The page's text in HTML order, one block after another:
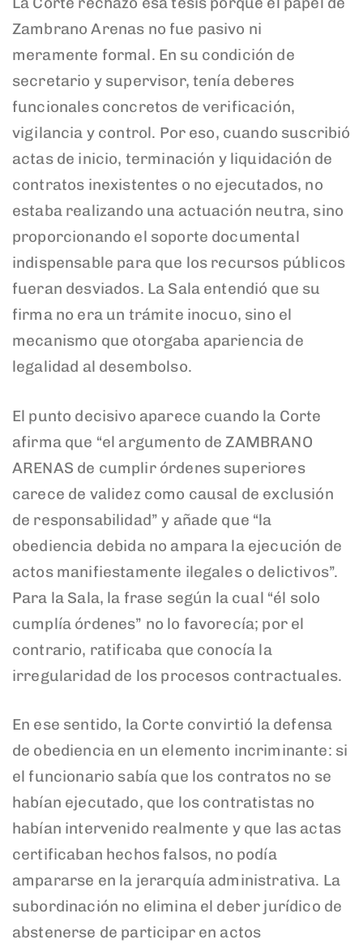
Zambrano Arenas no fue pasivo ni
meramente formal. En su condición de
secretario y supervisor, tenía deberes
funcionales concretos de verificación,
vigilancia y control. Por eso, cuando suscribió
actas de inicio, terminación y liquidación de
contratos inexistentes o no ejecutados, no
estaba realizando una actuación neutra, sino
proporcionando el soporte documental
indispensable para que los recursos públicos
fueran desviados. La Sala entendió que su
firma no era un trámite inocuo, sino el
mecanismo que otorgaba apariencia de
legalidad al desembolso.
El punto decisivo aparece cuando la Corte
afirma que “el argumento de ZAMBRANO
ARENAS de cumplir órdenes superiores
carece de validez como causal de exclusión
de responsabilidad” y añade que “la
obediencia debida no ampara la ejecución de
actos manifiestamente ilegales o delictivos”.
Para la Sala, la frase según la cual “él solo
cumplía órdenes” no lo favorecía; por el
contrario, ratificaba que conocía la
irregularidad de los procesos contractuales.
En ese sentido, la Corte convirtió la defensa
de obediencia en un elemento incriminante: si
el funcionario sabía que los contratos no se
habían ejecutado, que los contratistas no
habían intervenido realmente y que las actas
certificaban hechos falsos, no podía
ampararse en la jerarquía administrativa. La
subordinación no elimina el deber jurídico de
abstenerse de participar en actos